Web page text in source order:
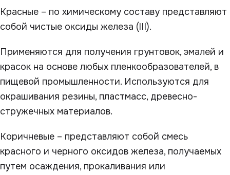
Красные – по химическому составу представляют
собой чистые оксиды железа (III).
Применяются для получения грунтовок, эмалей и
красок на основе любых пленкообразователей, в
пищевой промышленности. Используются для
окрашивания резины, пластмасс, древесно-
стружечных материалов.
Коричневые – представляют собой смесь
красного и черного оксидов железа, получаемых
путем осаждения, прокаливания или